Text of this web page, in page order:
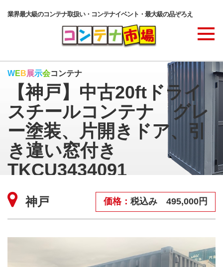
業界最大級のコンテナ取扱い・コンテナイベント・最大級の品ぞろえ
コンテナ・サービス
コンテナ活用例・実績
ご注文の流れ
カタログダウンロード
WE B展示会コンテナ
【神戸】中古20ftドライ
スチールコンテナ グレ
ー塗装、片開きドア、引
き違い窓付き
TKCU3434091
サイズ：20ft
SOLD OUT
神戸 価格： 税込み 495,000円